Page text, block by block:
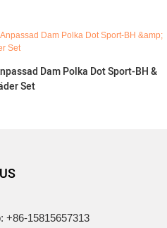
Dam Polka Dot Sport-BH &
Set
+86-15815657313